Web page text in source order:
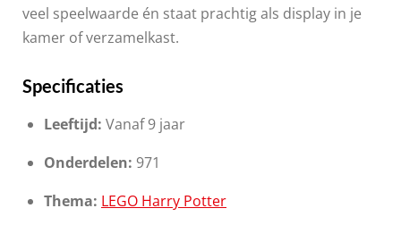
veel speelwaarde én staat prachtig als display in je
kamer of verzamelkast.
Specificaties
Leeftijd: Vanaf 9 jaar
Onderdelen: 971
Thema: LEGO Harry Potter